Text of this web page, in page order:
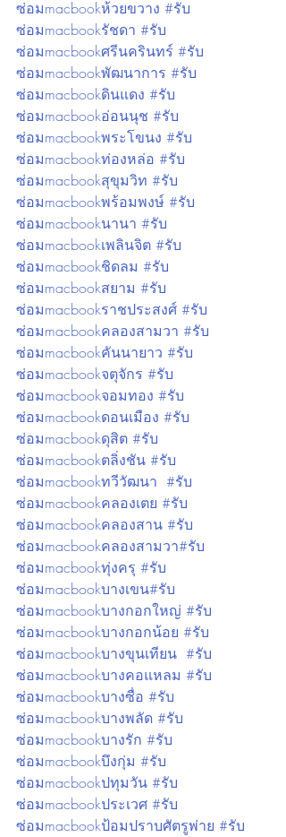
ซ่อมmacbookห้วยขวาง #รับ
ซ่อมmacbookรัชดา #รับ
ซ่อมmacbookศรีนครินทร์ #รับ
ซ่อมmacbookพัฒนาการ #รับ
ซ่อมmacbookดินแดง #รับ
ซ่อมmacbookอ่อนนุช #รับ
ซ่อมmacbookพระโขนง #รับ
ซ่อมmacbookท่องหล่อ #รับ
ซ่อมmacbookสุขุมวิท #รับ
ซ่อมmacbookพร้อมพงษ์ #รับ
ซ่อมmacbookนานา #รับ
ซ่อมmacbookเพลินจิต #รับ
ซ่อมmacbookชิดลม #รับ
ซ่อมmacbookสยาม #รับ
ซ่อมmacbookราชประสงศ์ #รับ
ซ่อมmacbookคลองสามวา #รับ
ซ่อมmacbookคันนายาว #รับ
ซ่อมmacbookจตุจักร #รับ
ซ่อมmacbookจอมทอง #รับ
ซ่อมmacbookดอนเมือง #รับ
ซ่อมmacbookดุสิต #รับ
ซ่อมmacbookตลิ่งชัน #รับ
ซ่อมmacbookทวีวัฒนา  #รับ
ซ่อมmacbookคลองเตย #รับ
ซ่อมmacbookคลองสาน #รับ
ซ่อมmacbookคลองสามวา#รับ
ซ่อมmacbookทุ่งครุ #รับ
ซ่อมmacbookบางเขน#รับ
ซ่อมmacbookบางกอกใหญ่ #รับ
ซ่อมmacbookบางกอกน้อย #รับ
ซ่อมmacbookบางขุนเทียน  #รับ
ซ่อมmacbookบางคอแหลม #รับ
ซ่อมmacbookบางซื่อ #รับ
ซ่อมmacbookบางพลัด #รับ
ซ่อมmacbookบางรัก #รับ
ซ่อมmacbookบึงกุ่ม #รับ
ซ่อมmacbookปทุมวัน #รับ
ซ่อมmacbookประเวศ #รับ
ซ่อมmacbookป้อมปราบศัตรูพ่าย #รับ